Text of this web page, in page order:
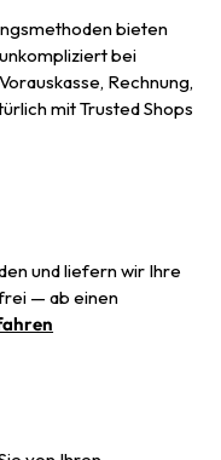
bieten
bei
Rechnung,
mit Trusted Shops
und liefern wir Ihre
— ab einen